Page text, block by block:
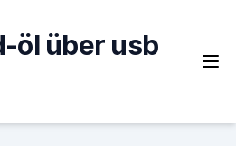
öl über usb